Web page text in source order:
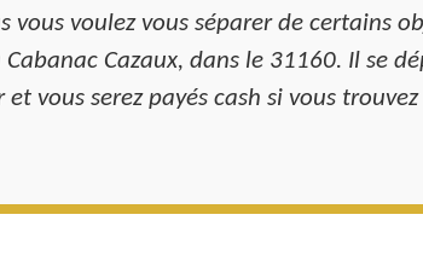
vous voulez vous séparer de certains
Cazaux, dans le 31160. Il se
vous serez payés cash si vous